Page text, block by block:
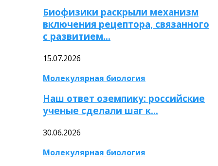
Биофизики раскрыли механизм
включения рецептора, связанного
с развитием…
15.07.2026
Молекулярная биология
Наш ответ оземпику: российские
ученые сделали шаг к…
30.06.2026
Молекулярная биология